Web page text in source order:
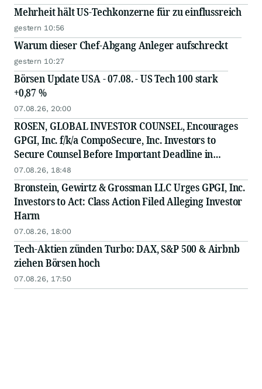
Mehrheit hält US-Techkonzerne für zu einflussreich
gestern 10:56
Warum dieser Chef-Abgang Anleger aufschreckt
gestern 10:27
Börsen Update USA - 07.08. - US Tech 100 stark
+0,87 %
07.08.26, 20:00
ROSEN, GLOBAL INVESTOR COUNSEL, Encourages
GPGI, Inc. f/k/a CompoSecure, Inc. Investors to
Secure Counsel Before Important Deadline in
Securities Class Action - GPGI, CMPO
07.08.26, 18:48
Bronstein, Gewirtz & Grossman LLC Urges GPGI, Inc.
Investors to Act: Class Action Filed Alleging Investor
Harm
07.08.26, 18:00
Tech-Aktien zünden Turbo: DAX, S&P 500 & Airbnb
ziehen Börsen hoch
07.08.26, 17:50